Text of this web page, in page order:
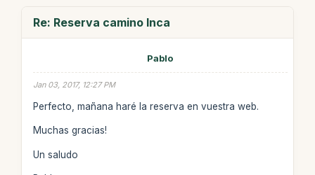
Re: Reserva camino Inca
Pablo
Jan 03, 2017, 12:27 PM
Perfecto, mañana haré la reserva en vuestra web.
Muchas gracias!
Un saludo